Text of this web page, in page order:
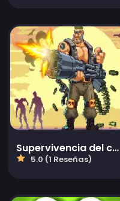
Supervivencia del cazador de zombis
5.0 (1 Reseñas)